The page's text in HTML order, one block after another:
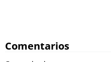
Comentarios